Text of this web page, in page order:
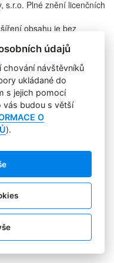
s.r.o. Plné znění licenčních
obsahu je bez
zakázáno.
údajů
údajů
návštěvníků
ukládané do
s jejich pomocí
vás budou s větší
O
).